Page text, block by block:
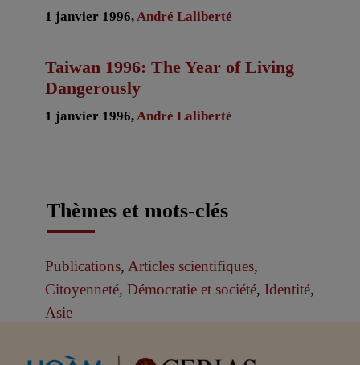
1 janvier 1996,André Laliberté
Taiwan 1996: The Year of Living
Dangerously
1 janvier 1996, André Laliberté
Thèmes et mots-clés
Publications, Articles scientifiques,
Citoyenneté, Démocratie et société, Identité,
Asie